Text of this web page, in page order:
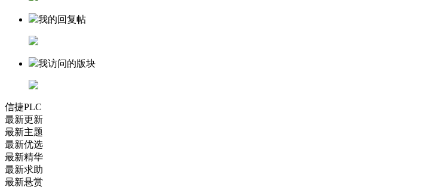
我的回复帖
我访问的版块
信捷PLC
最新更新
最新主题
最新优选
最新精华
最新求助
最新悬赏